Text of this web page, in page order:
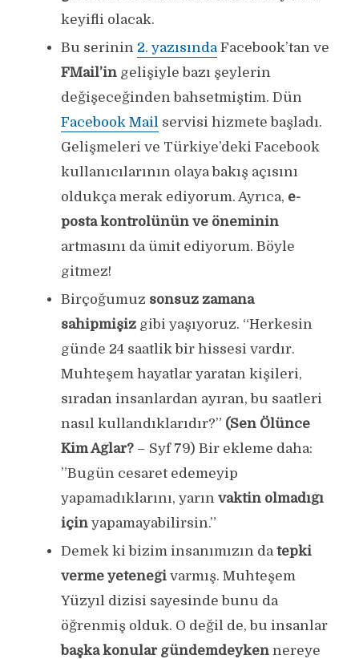
keyifli olacak.
Bu serinin 2. yazısındaFacebook’tan ve
FMail’ingelişiyle bazı şeylerin
değişeceğinden bahsetmiştim. Dün
Facebook Mail servisi hizmete başladı.
Gelişmeleri ve Türkiye’deki Facebook
kullanıcılarının olaya bakış açısını
oldukça merak ediyorum. Ayrıca, e-
posta kontrolünün ve öneminin
artmasını da ümit ediyorum. Böyle
gitmez!
Birçoğumuz sonsuz zamana
sahipmişizgibi yaşıyoruz. “Herkesin
günde 24 saatlik bir hissesi vardır.
Muhteşem hayatlar yaratan kişileri,
sıradan insanlardan ayıran, bu saatleri
nasıl kullandıklarıdır?” (Sen Ölünce
Kim Ağlar?– Syf 79) Bir ekleme daha:
‎”Bugün cesaret edemeyip
yapamadıklarını, yarın vaktin olmadığı
içinyapamayabilirsin.”
Demek ki bizim insanımızın datepki
verme yeteneğivarmış. Muhteşem
Yüzyıl dizisi sayesinde bunu da
öğrenmiş olduk. O değil de, bu insanlar
başka konular gündemdeykennereye